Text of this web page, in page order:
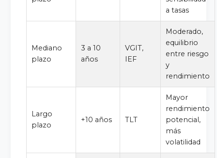
a tasas
Mediano
plazo
3 a 10
años
VGIT,
IEF
Moderado,
equilibrio
entre riesgo
y
rendimiento
Largo
plazo
+10 años TLT
Mayor
rendimiento
potencial,
más
volatilidad